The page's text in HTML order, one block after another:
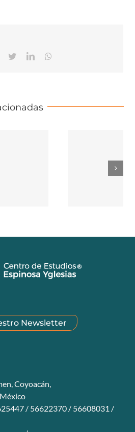
Facebook
TwitterLinkedinWhatsapp
Newsletter
Coyoacán,
/ 56622370 / 56608031 /